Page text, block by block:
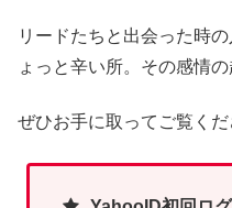
リードたちと出会った時
ょっと辛い所。その感情
ぜひお手に取ってご覧くだ